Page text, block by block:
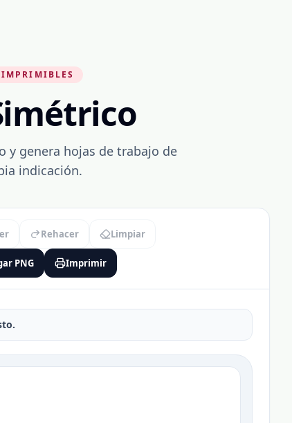
IMPRIMIBLES
y genera hojas de trabajo de
indicación.
Rehacer Limpiar
PNG Imprimir